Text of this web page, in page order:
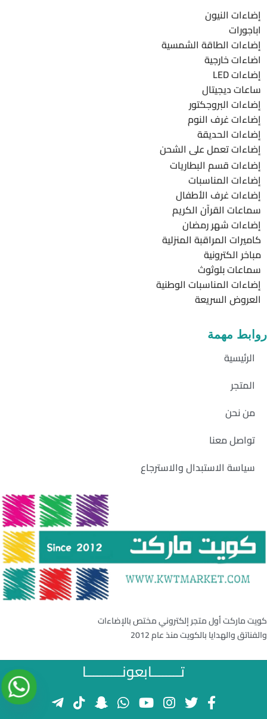
إضاءات النيون
اباجورات
إضاءات الطاقة الشمسية
اضاءات خارجية
إضاءات LED
ساعات ديجيتال
إضاءات البروجكتور
إضاءات غرف النوم
إضاءات الحديقة
إضاءات تعمل على الشحن
إضاءات قسم البطاريات
إضاءات المناسبات
إضاءات غرف الأطفال
سماعات القرآن الكريم
إضاءات شهر رمضان
كاميرات المراقبة المنزلية
مباخر الكترونية
سماعات بلوثوث
إضاءات المناسبات الوطنية
العروض السريعة
روابط مهمة
الرئيسية
المتجر
من نحن
تواصل معنا
سياسة الاستبدال والاسترجاع
كويت ماركت أول متجر إلكتروني مختص بالإضاءات
والفناتق والهدايا بالكويت منذ عام 2012
تــــــــابعونــــــــــا